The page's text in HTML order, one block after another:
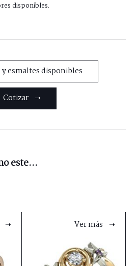
disponibles.
y esmaltes disponibles
Cotizar ➝
este...
➝ Ver más ➝